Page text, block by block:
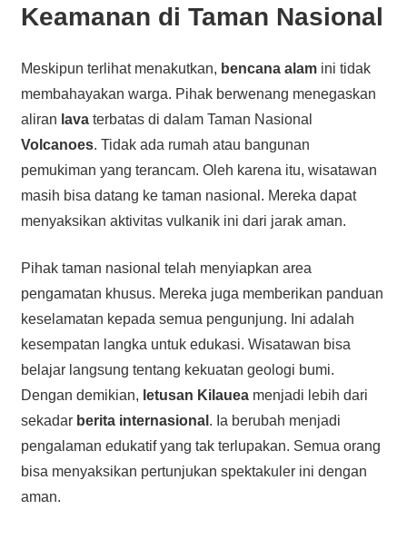
Keamanan di Taman Nasional
Meskipun terlihat menakutkan, bencana alamini tidak
membahayakan warga. Pihak berwenang menegaskan
aliran lavaterbatas di dalam Taman Nasional
Volcanoes. Tidak ada rumah atau bangunan
pemukiman yang terancam. Oleh karena itu, wisatawan
masih bisa datang ke taman nasional. Mereka dapat
menyaksikan aktivitas vulkanik ini dari jarak aman.
Pihak taman nasional telah menyiapkan area
pengamatan khusus. Mereka juga memberikan panduan
keselamatan kepada semua pengunjung. Ini adalah
kesempatan langka untuk edukasi. Wisatawan bisa
belajar langsung tentang kekuatan geologi bumi.
Dengan demikian, letusan Kilaueamenjadi lebih dari
sekadar berita internasional . Ia berubah menjadi
pengalaman edukatif yang tak terlupakan. Semua orang
bisa menyaksikan pertunjukan spektakuler ini dengan
aman.